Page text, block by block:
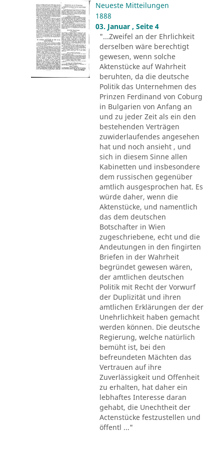
Neueste Mitteilungen
1888
03. Januar , Seite 4
"...Zweifel an der Ehrlichkeit
derselben wäre berechtigt
gewesen, wenn solche
Aktenstücke auf Wahrheit
beruhten, da die deutsche
Politik das Unternehmen des
Prinzen Ferdinand von Coburg
in Bulgarien von Anfang an
und zu jeder Zeit als ein den
bestehenden Verträgen
zuwiderlaufendes angesehen
hat und noch ansieht , und
sich in diesem Sinne allen
Kabinetten und insbesondere
dem russischen gegenüber
amtlich ausgesprochen hat. Es
würde daher, wenn die
Aktenstücke, und namentlich
das dem deutschen
Botschafter in Wien
zugeschriebene, echt und die
Andeutungen in den fingirten
Briefen in der Wahrheit
begründet gewesen wären,
der amtlichen deutschen
Politik mit Recht der Vorwurf
der Duplizität und ihren
amtlichen Erklärungen der der
Unehrlichkeit haben gemacht
werden können. Die deutsche
Regierung, welche natürlich
bemüht ist, bei den
befreundeten Mächten das
Vertrauen auf ihre
Zuverlässigkeit und Offenheit
zu erhalten, hat daher ein
lebhaftes Interesse daran
gehabt, die Unechtheit der
Actenstücke festzustellen und
öffentl ..."